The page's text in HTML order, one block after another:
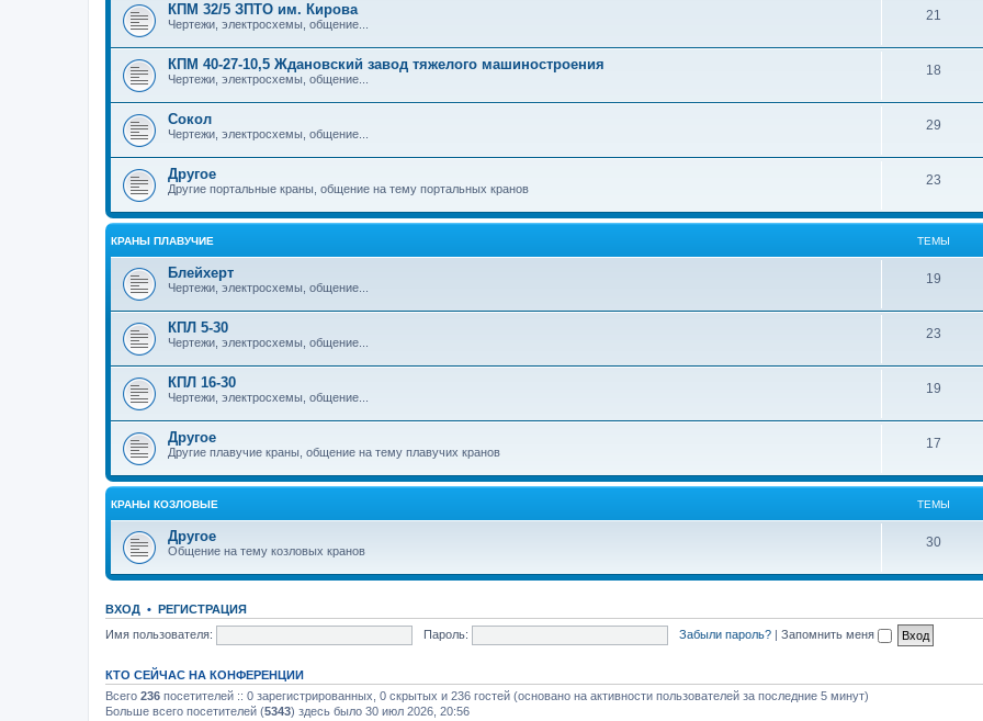
КПМ 32/5 ЗПТО им. Кирова
Чертежи, электросхемы, общение...
21
КПМ 40-27-10,5 Ждановский завод тяжелого машиностроения
Чертежи, электросхемы, общение...
18
Сокол
Чертежи, электросхемы, общение...
29
Другое
Другие портальные краны, общение на тему портальных кранов
23
КРАНЫ ПЛАВУЧИЕ ТЕМЫ
Блейхерт
Чертежи, электросхемы, общение...
19
КПЛ 5-30
Чертежи, электросхемы, общение...
23
КПЛ 16-30
Чертежи, электросхемы, общение...
19
Другое
Другие плавучие краны, общение на тему плавучих кранов
17
КРАНЫ КОЗЛОВЫЕ ТЕМЫ
Другое
Общение на тему козловых кранов
30
ВХОД • РЕГИСТРАЦИЯ
Имя пользователя:
Пароль: Забыли пароль? | Запомнить меня
КТО СЕЙЧАС НА КОНФЕРЕНЦИИ
Всего 236 посетителей :: 0 зарегистрированных, 0 скрытых и 236 гостей (основано на активности пользователей за последние 5 минут)
Больше всего посетителей (5343) здесь было 30 июл 2026, 20:56